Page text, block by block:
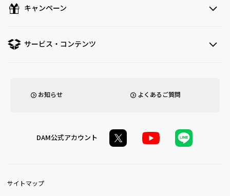
キャンペーン
サービス・コンテンツ
お知らせ よくあるご質問
DAM公式アカウント
サイトマップ